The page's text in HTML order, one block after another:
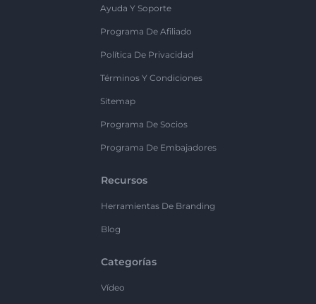
Ayuda Y Soporte
Programa De Afiliado
Política De Privacidad
Términos Y Condiciones
Sitemap
Programa De Socios
Programa De Embajadores
Recursos
Herramientas De Branding
Blog
Categorías
Vídeo